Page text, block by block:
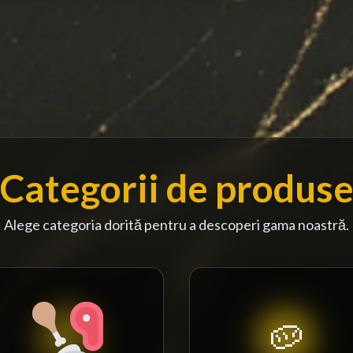
Categorii de produse
Alege categoria dorită pentru a descoperi gama noastră.
🥔